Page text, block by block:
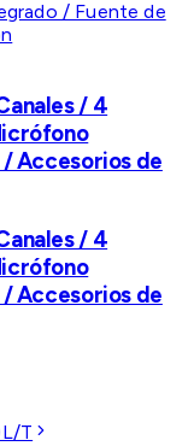
/ 4
Accesorios de
/ 4
Accesorios de
T